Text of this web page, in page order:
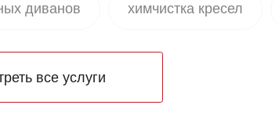
диванов химчистка кресел
на дому химчистка
матраса от мочи
все услуги